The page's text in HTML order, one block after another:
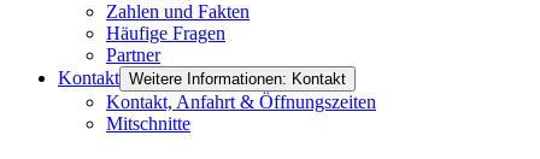
Zahlen und Fakten
Häufige Fragen
Partner
Kontakt Weitere Informationen: Kontakt
Kontakt, Anfahrt & Öffnungszeiten
Mitschnitte